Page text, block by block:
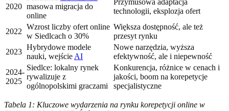
2020 masowa migracja do
online
Przymusowa adaptacja
technologii, eksplozja ofert
2022
Wzrost liczby ofert online
w Siedlcach o 30%
Większa dostępność, ale też
przesyt rynku
2023
Hybrydowe modele
nauki, wejście AI
Nowe narzędzia, wyższa
efektywność, ale i niepewność
2024-
2025
Siedlce: lokalny rynek
rywalizuje z
ogólnopolskimi graczami
Konkurencja, różnice w cenach i
jakości, boom na korepetycje
specjalistyczne
Tabela 1: Kluczowe wydarzenia na rynku korepetycji online w